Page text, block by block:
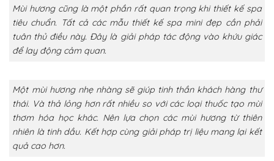
Mùi hương cũng là một phần rất quan trọng khi thiết kế spa
tiêu chuẩn. Tất cả các mẫu thiết kế spa mini đẹp cần phải
tuân thủ điều này. Đây là giải pháp tác động vào khứu giác
để lay động cảm quan.
Một mùi hương nhẹ nhàng sẽ giúp tinh thần khách hàng thư
thái. Và thả lỏng hơn rất nhiều so với các loại thuốc tạo mùi
thơm hóa học khác. Nên lựa chọn các mùi hương từ thiên
nhiên là tinh dầu. Kết hợp cùng giải pháp trị liệu mang lại kết
quả cao hơn.